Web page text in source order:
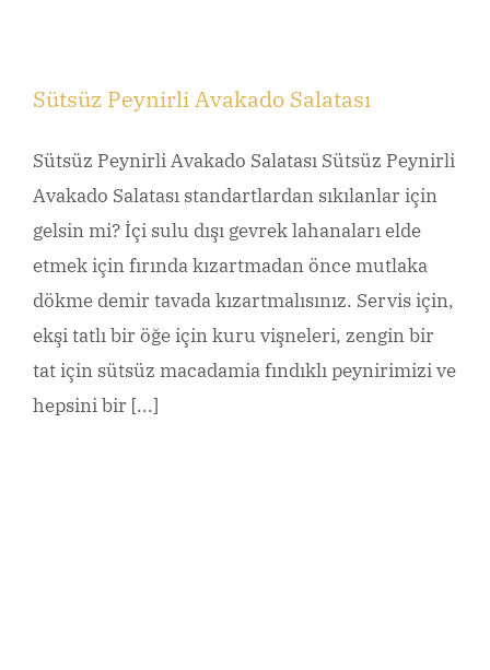
Sütsüz Peynirli Avakado Salatası
Sütsüz Peynirli Avakado Salatası Sütsüz Peynirli
Avakado Salatası standartlardan sıkılanlar için
gelsin mi? İçi sulu dışı gevrek lahanaları elde
etmek için fırında kızartmadan önce mutlaka
dökme demir tavada kızartmalısınız. Servis için,
ekşi tatlı bir öğe için kuru vişneleri, zengin bir
tat için sütsüz macadamia fındıklı peynirimizi ve
hepsini bir [...]